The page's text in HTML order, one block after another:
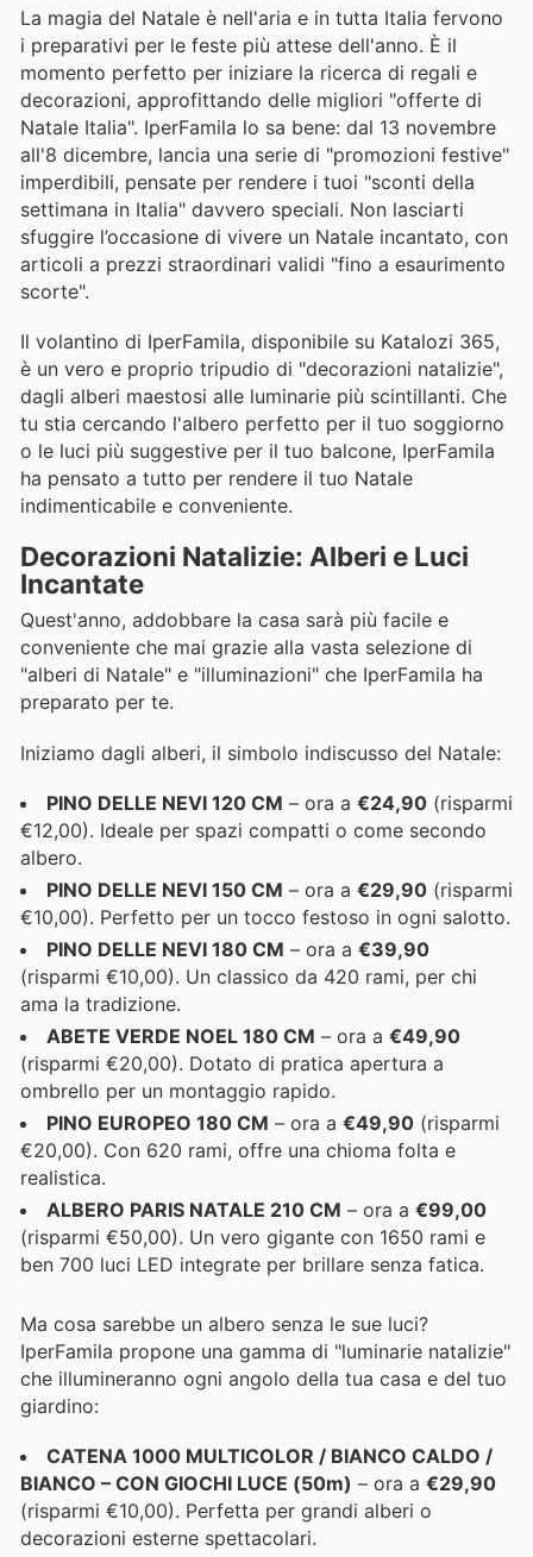
La magia del Natale è nell'aria e in tutta Italia fervono
i preparativi per le feste più attese dell'anno. È il
momento perfetto per iniziare la ricerca di regali e
decorazioni, approfittando delle migliori "offerte di
Natale Italia". IperFamila lo sa bene: dal 13 novembre
all'8 dicembre, lancia una serie di "promozioni festive"
imperdibili, pensate per rendere i tuoi "sconti della
settimana in Italia" davvero speciali. Non lasciarti
sfuggire l’occasione di vivere un Natale incantato, con
articoli a prezzi straordinari validi "fino a esaurimento
scorte".
Il volantino di IperFamila, disponibile su Katalozi 365,
è un vero e proprio tripudio di "decorazioni natalizie",
dagli alberi maestosi alle luminarie più scintillanti. Che
tu stia cercando l'albero perfetto per il tuo soggiorno
o le luci più suggestive per il tuo balcone, IperFamila
ha pensato a tutto per rendere il tuo Natale
indimenticabile e conveniente.
Decorazioni Natalizie: Alberi e Luci
Incantate
Quest'anno, addobbare la casa sarà più facile e
conveniente che mai grazie alla vasta selezione di
"alberi di Natale" e "illuminazioni" che IperFamila ha
preparato per te.
Iniziamo dagli alberi, il simbolo indiscusso del Natale:
PINO DELLE NEVI 120 CM – ora a €24,90 (risparmi
€12,00). Ideale per spazi compatti o come secondo
albero.
PINO DELLE NEVI 150 CM – ora a €29,90 (risparmi
€10,00). Perfetto per un tocco festoso in ogni salotto.
PINO DELLE NEVI 180 CM – ora a €39,90
(risparmi €10,00). Un classico da 420 rami, per chi
ama la tradizione.
ABETE VERDE NOEL 180 CM – ora a €49,90
(risparmi €20,00). Dotato di pratica apertura a
ombrello per un montaggio rapido.
PINO EUROPEO 180 CM – ora a €49,90 (risparmi
€20,00). Con 620 rami, offre una chioma folta e
realistica.
ALBERO PARIS NATALE 210 CM – ora a €99,00
(risparmi €50,00). Un vero gigante con 1650 rami e
ben 700 luci LED integrate per brillare senza fatica.
Ma cosa sarebbe un albero senza le sue luci?
IperFamila propone una gamma di "luminarie natalizie"
che illumineranno ogni angolo della tua casa e del tuo
giardino:
CATENA 1000 MULTICOLOR / BIANCO CALDO /
BIANCO – CON GIOCHI LUCE (50m) – ora a €29,90
(risparmi €10,00). Perfetta per grandi alberi o
decorazioni esterne spettacolari.